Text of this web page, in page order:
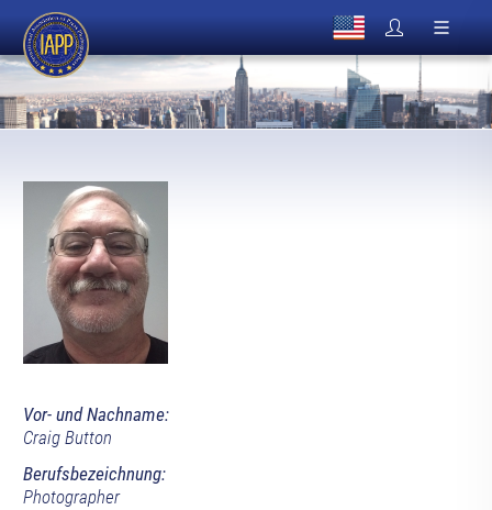
Vor- und Nachname:
Craig Button
Berufsbezeichnung:
Photographer